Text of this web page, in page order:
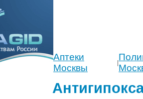
Аптеки
Москвы
|